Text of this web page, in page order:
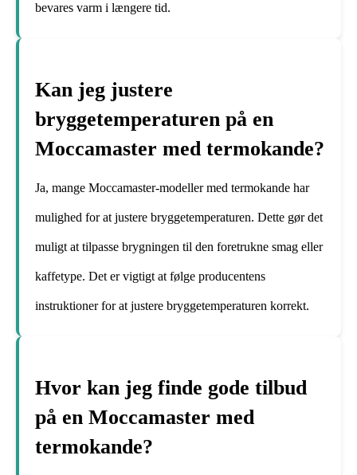
bevares varm i længere tid.
Kan jeg justere
bryggetemperaturen på en
Moccamaster med termokande?
Ja, mange Moccamaster-modeller med termokande har
mulighed for at justere bryggetemperaturen. Dette gør det
muligt at tilpasse brygningen til den foretrukne smag eller
kaffetype. Det er vigtigt at følge producentens
instruktioner for at justere bryggetemperaturen korrekt.
Hvor kan jeg finde gode tilbud
på en Moccamaster med
termokande?